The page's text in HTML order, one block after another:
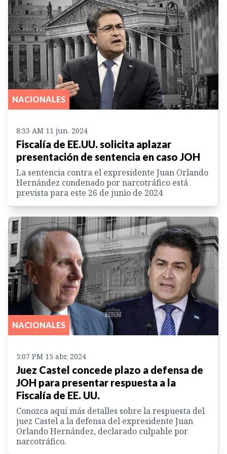
NACIONALES
8:33 AM 11 jun. 2024
Fiscalía de EE.UU. solicita aplazar
presentación de sentencia en caso JOH
La sentencia contra el expresidente Juan Orlando
Hernández condenado por narcotráfico está
prevista para este 26 de junio de 2024
NACIONALES
5:07 PM 15 abr. 2024
Juez Castel concede plazo a defensa de
JOH para presentar respuesta a la
Fiscalía de EE. UU.
Conozca aquí más detalles sobre la respuesta del
juez Castel a la defensa del expresidente Juan
Orlando Hernández, declarado culpable por
narcotráfico.